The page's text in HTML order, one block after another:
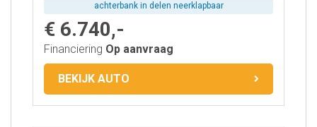
achterbank in delen neerklapbaar
€ 6.740,-
Financiering Op aanvraag
BEKIJK AUTO